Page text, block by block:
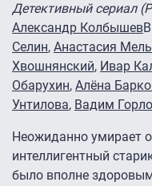
Детективный сериал
Александр Колбышев
Селин, Анастасия
Хвошнянский, Ивар
Обарухин, Алёна
Унтилова, Вадим
Неожиданно умирает
интеллигентный
было вполне